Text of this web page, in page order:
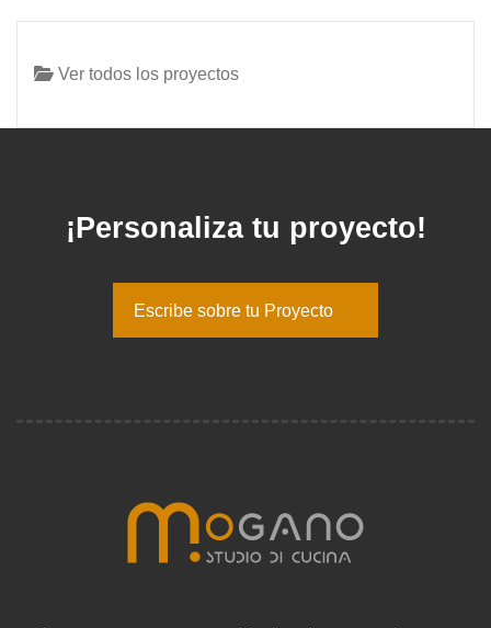
Ver todos los proyectos
¡Personaliza tu proyecto!
Escribe sobre tu Proyecto
Escribe sobre tu Proyecto